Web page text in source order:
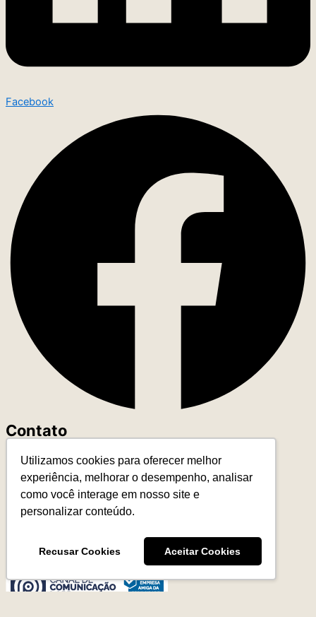
Utilizamos cookies para oferecer melhor
experiência, melhorar o desempenho, analisar
como você interage em nosso site e
personalizar conteúdo.
Recusar Cookies Aceitar Cookies
Facebook
Contato
+55 (11) 93327-4818
contato@leadereduca.com.br
Rua Paes Leme, 215 – Ed. Thera Faria Lima